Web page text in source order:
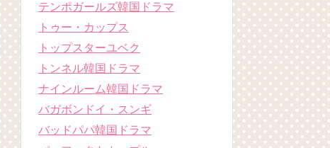
テンポガールズ韓国ドラマ
トゥー・カップス
トップスターユベク
トンネル韓国ドラマ
ナインルーム韓国ドラマ
バガボンドイ・スンギ
バッドパパ韓国ドラマ